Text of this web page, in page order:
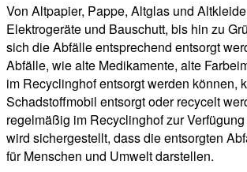
Von Altpapier, Pappe, Altglas und
Elektrogeräte und Bauschutt, bis hin zu
sich die Abfälle entsprechend entsorgt
Abfälle, wie alte Medikamente, alte
im Recyclinghof entsorgt werden können,
Schadstoffmobil entsorgt oder recycelt
regelmäßig im Recyclinghof zur
wird sichergestellt, dass die entsorgten
für Menschen und Umwelt darstellen.